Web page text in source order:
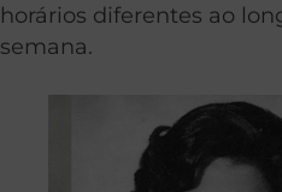
horários diferentes ao
semana.